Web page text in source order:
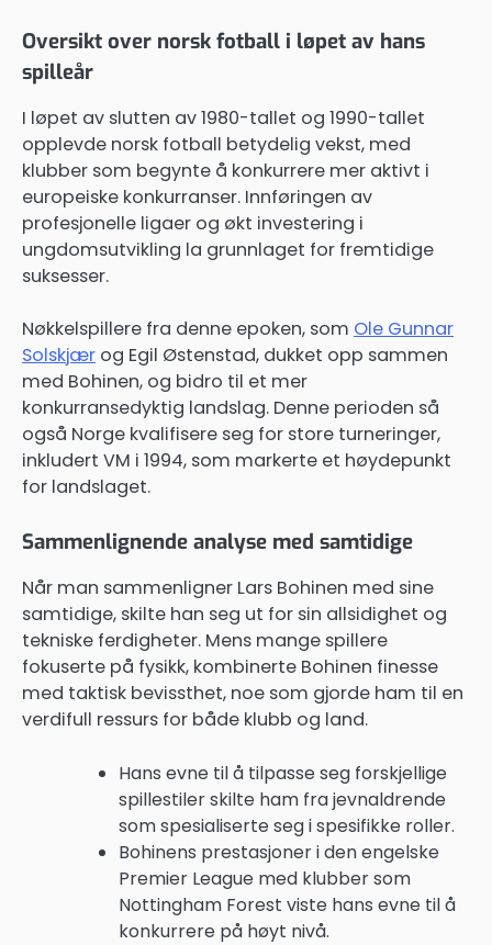
Oversikt over norsk fotball i løpet av hans
spilleår
I løpet av slutten av 1980-tallet og 1990-tallet
opplevde norsk fotball betydelig vekst, med
klubber som begynte å konkurrere mer aktivt i
europeiske konkurranser. Innføringen av
profesjonelle ligaer og økt investering i
ungdomsutvikling la grunnlaget for fremtidige
suksesser.
Nøkkelspillere fra denne epoken, som Ole Gunnar
Solskjær og Egil Østenstad, dukket opp sammen
med Bohinen, og bidro til et mer
konkurransedyktig landslag. Denne perioden så
også Norge kvalifisere seg for store turneringer,
inkludert VM i 1994, som markerte et høydepunkt
for landslaget.
Sammenlignende analyse med samtidige
Når man sammenligner Lars Bohinen med sine
samtidige, skilte han seg ut for sin allsidighet og
tekniske ferdigheter. Mens mange spillere
fokuserte på fysikk, kombinerte Bohinen finesse
med taktisk bevissthet, noe som gjorde ham til en
verdifull ressurs for både klubb og land.
Hans evne til å tilpasse seg forskjellige
spillestiler skilte ham fra jevnaldrende
som spesialiserte seg i spesifikke roller.
Bohinens prestasjoner i den engelske
Premier League med klubber som
Nottingham Forest viste hans evne til å
konkurrere på høyt nivå.